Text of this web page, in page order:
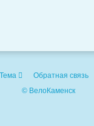
Тема
Обратная связь
© ВелоКаменск